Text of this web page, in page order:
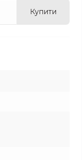
Купити